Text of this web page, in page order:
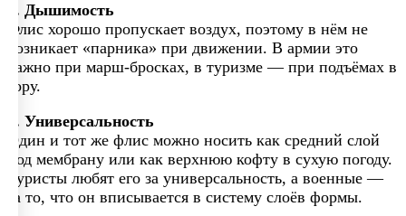
4. Дышимость
Флис хорошо пропускает воздух, поэтому в нём не
возникает «парника» при движении. В армии это
важно при марш-бросках, в туризме — при подъёмах в
гору.
5. Универсальность
Один и тот же флис можно носить как средний слой
под мембрану или как верхнюю кофту в сухую погоду.
Туристы любят его за универсальность, а военные —
за то, что он вписывается в систему слоёв формы.